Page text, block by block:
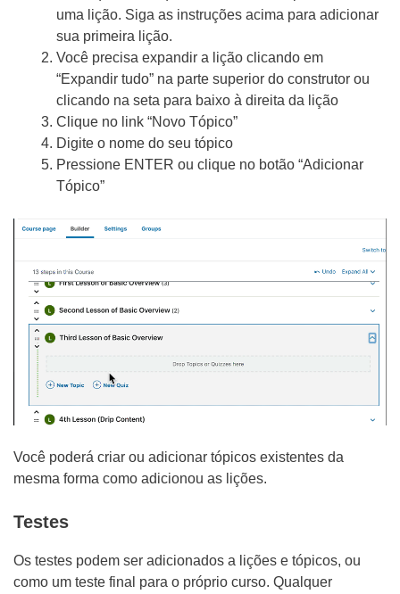
uma lição. Siga as instruções acima para adicionar
sua primeira lição.
Você precisa expandir a lição clicando em
“Expandir tudo” na parte superior do construtor ou
clicando na seta para baixo à direita da lição
Clique no link “Novo Tópico”
Digite o nome do seu tópico
Pressione ENTER ou clique no botão “Adicionar
Tópico”
Você poderá criar ou adicionar tópicos existentes da
mesma forma como adicionou as lições.
Testes
Os testes podem ser adicionados a lições e tópicos, ou
como um teste final para o próprio curso. Qualquer